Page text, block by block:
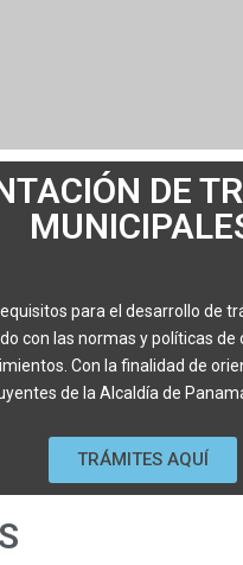
DE
para el desarrollo de
con las normas y políticas de
Con la finalidad de
de la Alcaldía de
TRÁMITES AQUÍ